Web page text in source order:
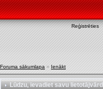
Reģistrēties
Foruma sākumlapa » Ienākt
Lūdzu, ievadiet savu